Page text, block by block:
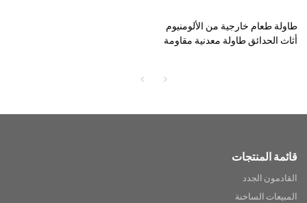
طاولة طعام خارجية من الألومنيوم
أثاث الحدائق طاولة معدنية مقاومة
قائمة المنتجات
القادمون الجدد
المبيعات الساخنة